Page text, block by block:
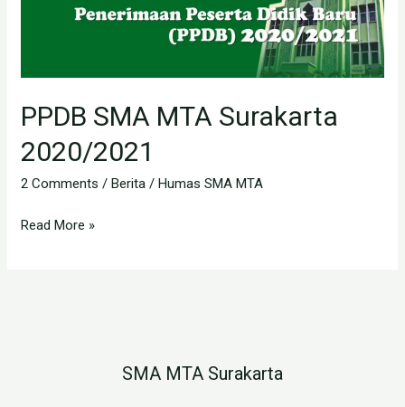
PPDB SMA MTA Surakarta
2020/2021
2 Comments /Berita /Humas SMA MTA
Read More »
SMA MTA Surakarta